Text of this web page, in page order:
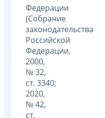
Федерации
(Собрание
законодательства
Российской
Федерации,
2000,
№ 32,
ст. 3340;
2020,
№ 42,
ст.